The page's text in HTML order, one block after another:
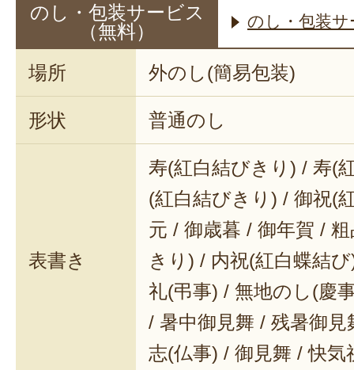
のし・包装サービス
（無料）
のし・包装
場所 外のし(簡易包装)
形状 普通のし
表書き
寿(紅白結びきり) / 寿(
(紅白結びきり) / 御祝(
元 / 御歳暮 / 御年賀 /
きり) / 内祝(紅白蝶結
礼(弔事) / 無地のし(慶
/ 暑中御見舞 / 残暑御
志(仏事) / 御見舞 / 快気